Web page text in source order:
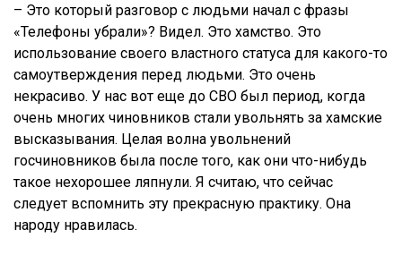
– Это который разговор с людьми начал с фразы
«Телефоны убрали»? Видел. Это хамство. Это
использование своего властного статуса для какого-то
самоутверждения перед людьми. Это очень
некрасиво. У нас вот еще до СВО был период, когда
очень многих чиновников стали увольнять за хамские
высказывания. Целая волна увольнений
госчиновников была после того, как они что-нибудь
такое нехорошее ляпнули. Я считаю, что сейчас
следует вспомнить эту прекрасную практику. Она
народу нравилась.